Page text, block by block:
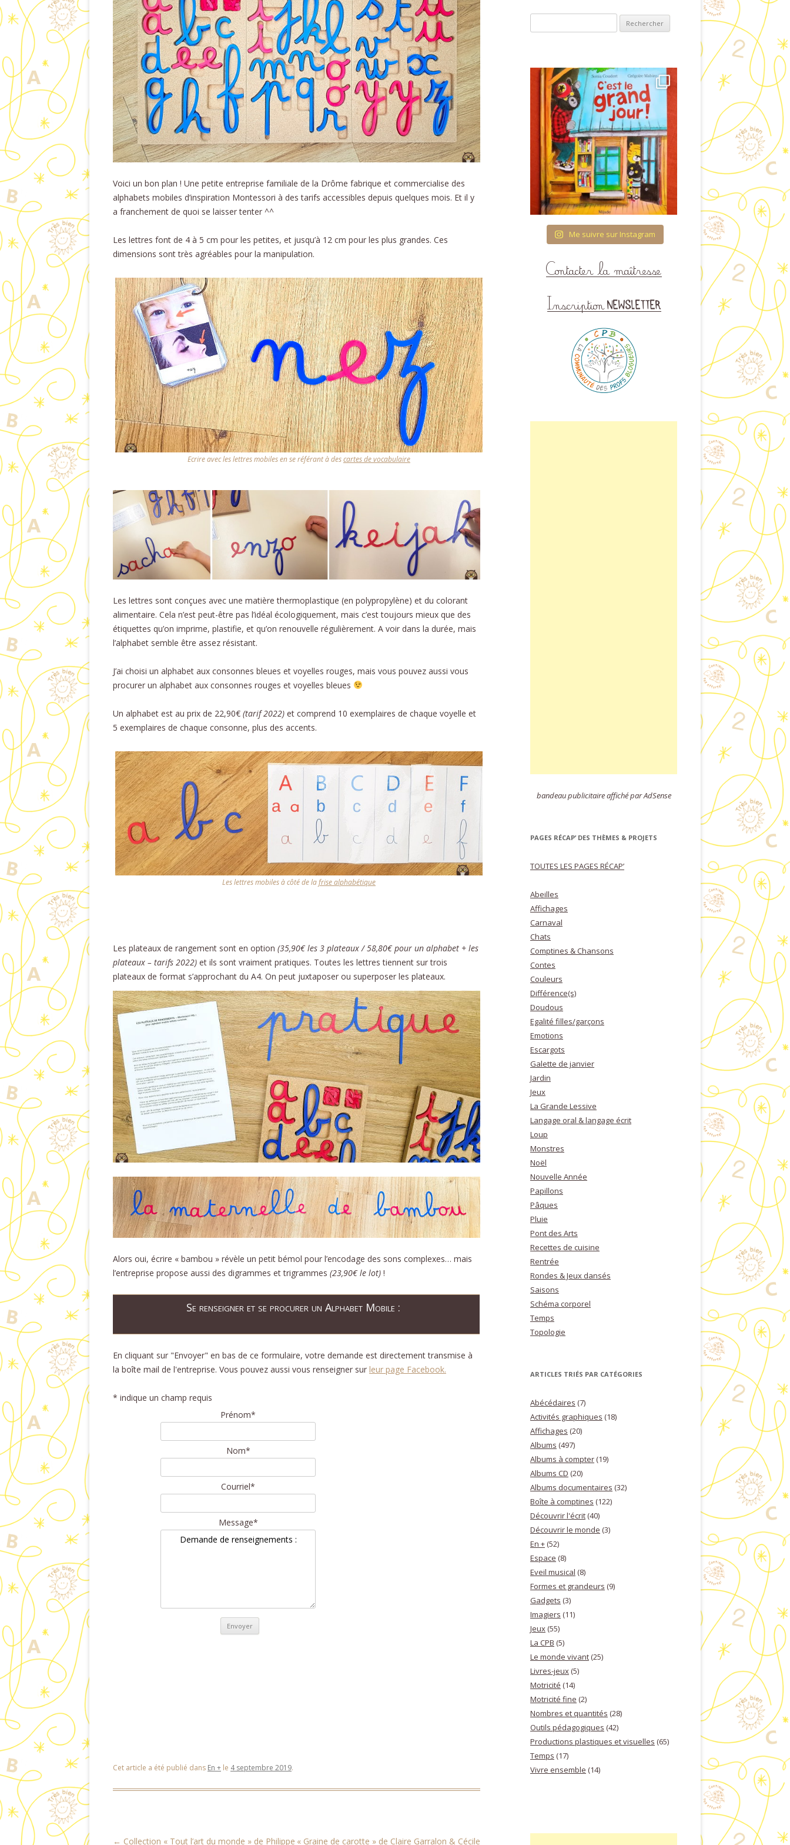
ET VISUELLES
DANS LA LECTURE
NOMBRES ET QUANTITÉS
STRUCTURATION DU TEMPS
AU FIL DES SAISONS
ÉDUCATION À LA VIE
AFFECTIVE ET
RELATIONNELLE (ÉVAR) À
L’ÉCOLE MATERNELLE
SCHÉMA CORPOREL
RECETTES IMAGÉES POUR
CUISINER EN CLASSE
FORMULAIRE DE CONTACT
Voici un bon plan ! Une petite entreprise familiale de la Drôme fabrique et commercialise des
alphabets mobiles d’inspiration Montessori à des tarifs accessibles depuis quelques mois. Et il y
a franchement de quoi se laisser tenter ^^
Les lettres font de 4 à 5 cm pour les petites, et jusqu’à 12 cm pour les plus grandes. Ces
dimensions sont très agréables pour la manipulation.
Ecrire avec les lettres mobiles en se référant à descartes de vocabulaire
Les lettres sont conçues avec une matière thermoplastique (en polypropylène) et du colorant
alimentaire. Cela n’est peut-être pas l’idéal écologiquement, mais c’est toujours mieux que des
étiquettes qu’on imprime, plastifie, et qu’on renouvelle régulièrement. A voir dans la durée, mais
l’alphabet semble être assez résistant.
J’ai choisi un alphabet aux consonnes bleues et voyelles rouges, mais vous pouvez aussi vous
procurer un alphabet aux consonnes rouges et voyelles bleues
Un alphabet est au prix de 22,90€ (tarif 2022) et comprend 10 exemplaires de chaque voyelle et
5 exemplaires de chaque consonne, plus des accents.
Les lettres mobiles à côté de lafrise alphabétique
Les plateaux de rangement sont en option (35,90€ les 3 plateaux / 58,80€ pour un alphabet + les
plateaux – tarifs 2022) et ils sont vraiment pratiques. Toutes les lettres tiennent sur trois
plateaux de format s’approchant du A4. On peut juxtaposer ou superposer les plateaux.
Alors oui, écrire « bambou » révèle un petit bémol pour l’encodage des sons complexes… mais
l’entreprise propose aussi des digrammes et trigrammes (23,90€ le lot) !
Se renseigner et se procurer un Alphabet Mobile :
En cliquant sur "Envoyer" en bas de ce formulaire, votre demande est directement transmise à
la boîte mail de l'entreprise. Vous pouvez aussi vous renseigner sur leur page Facebook.
* indique un champ requis
Prénom*
Nom*
Courriel*
Message*
Cet article a été publié dans En + le 4 septembre 2019.
Navigation des articles
← Collection « Tout l’art du monde » de Philippe « Graine de carotte » de Claire Garralon & Cécile
Me suivre sur Instagram
bandeau publicitaire affiché par AdSense
PAGES RÉCAP’ DES THÈMES & PROJETS
TOUTES LES PAGES RÉCAP’
Abeilles
Affichages
Carnaval
Chats
Comptines & Chansons
Contes
Couleurs
Différence(s)
Doudous
Egalité filles/garçons
Emotions
Escargots
Galette de janvier
Jardin
Jeux
La Grande Lessive
Langage oral & langage écrit
Loup
Monstres
Noël
Nouvelle Année
Papillons
Pâques
Pluie
Pont des Arts
Recettes de cuisine
Rentrée
Rondes & Jeux dansés
Saisons
Schéma corporel
Temps
Topologie
ARTICLES TRIÉS PAR CATÉGORIES
Abécédaires (7)
Activités graphiques (18)
Affichages (20)
Albums (497)
Albums à compter (19)
Albums CD (20)
Albums documentaires (32)
Boîte à comptines (122)
Découvrir l'écrit (40)
Découvrir le monde (3)
En + (52)
Espace (8)
Eveil musical (8)
Formes et grandeurs (9)
Gadgets (3)
Imagiers (11)
Jeux (55)
La CPB (5)
Le monde vivant (25)
Livres-jeux (5)
Motricité (14)
Motricité fine (2)
Nombres et quantités (28)
Outils pédagogiques (42)
Productions plastiques et visuelles (65)
Temps (17)
Vivre ensemble (14)